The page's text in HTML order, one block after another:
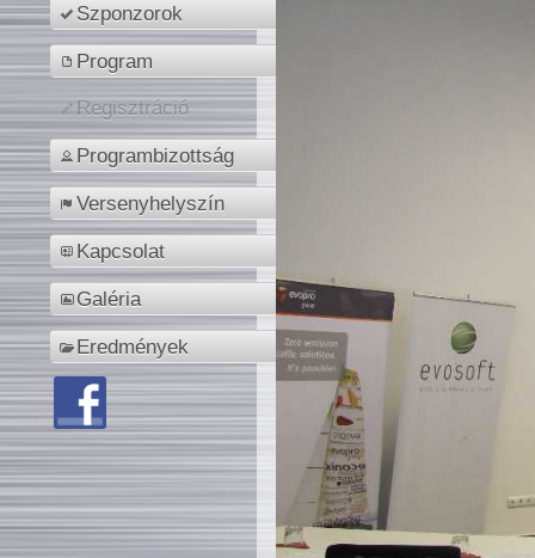
Szponzorok
Program
Regisztráció
Programbizottság
Versenyhelyszín
Kapcsolat
Galéria
Eredmények